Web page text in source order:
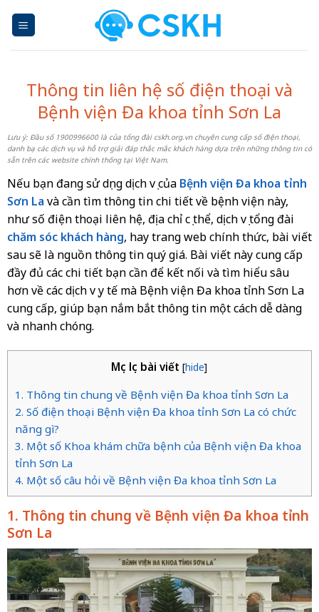
Thông tin liên hệ số điện thoại và
Bệnh viện Đa khoa tỉnh Sơn La
Lưu ý: Đầu số 1900996600 là của tổng đài cskh.org.vn chuyên cung cấp số điện thoại,
danh bạ các dịch vụ và hỗ trợ giải đáp thắc mắc khách hàng dựa trên những thông tin có
sẵn trên các website chính thống tại Việt Nam.
Nếu bạn đang sử dụng dịch vụ của Bệnh viện Đa khoa tỉnh
Sơn La và cần tìm thông tin chi tiết về bệnh viện này,
như số điện thoại liên hệ, địa chỉ cụ thể, dịch vụ tổng đài
chăm sóc khách hàng, hay trang web chính thức, bài viết
sau sẽ là nguồn thông tin quý giá. Bài viết này cung cấp
đầy đủ các chi tiết bạn cần để kết nối và tìm hiểu sâu
hơn về các dịch vụ y tế mà Bệnh viện Đa khoa tỉnh Sơn La
cung cấp, giúp bạn nắm bắt thông tin một cách dễ dàng
và nhanh chóng.
Mục lục bài viết [hide]
1. Thông tin chung về Bệnh viện Đa khoa tỉnh Sơn La
2. Số điện thoại Bệnh viện Đa khoa tỉnh Sơn La có chức
năng gì?
3. Một số Khoa khám chữa bệnh của Bệnh viện Đa khoa
tỉnh Sơn La
4. Một số câu hỏi về Bệnh viện Đa khoa tỉnh Sơn La
1. Thông tin chung về Bệnh viện Đa khoa tỉnh
Sơn La